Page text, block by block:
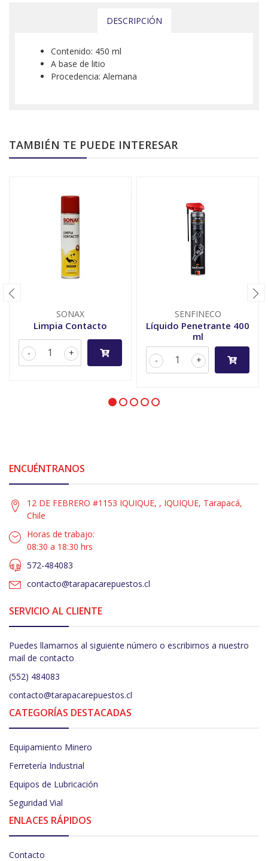
DESCRIPCIÓN
Contenido: 450 ml
A base de litio
Procedencia: Alemana
TAMBIÉN TE PUEDE INTERESAR
SONAX
Limpia Contacto
+
-
SENFINECO
Líquido Penetrante 400
ml
+
-
ENCUÉNTRANOS
12 DE FEBRERO #1153 IQUIQUE, , IQUIQUE, Tarapacá,
Chile
Horas de trabajo:
08:30 a 18:30 hrs
572-484083
contacto@tarapacarepuestos.cl
SERVICIO AL CLIENTE
Puedes llamarnos al siguiente número o escribirnos a nuestro
mail de contacto
(552) 484083
contacto@tarapacarepuestos.cl
CATEGORÍAS DESTACADAS
Equipamiento Minero
Ferretería Industrial
Equipos de Lubricación
Seguridad Vial
ENLACES RÁPIDOS
Contacto